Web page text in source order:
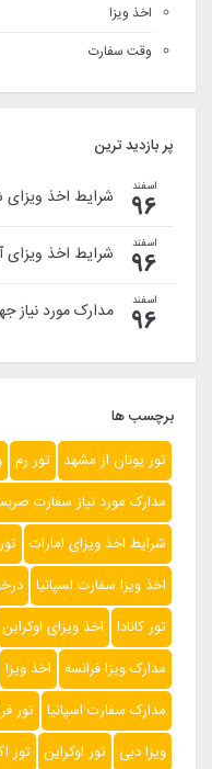
اخذ ویزا
وقت سفارت
پر بازدید ترین
اسفند
96 شرایط اخذ
اسفند
96 شرایط اخذ ویزای
اسفند
96 مدارک مورد نیاز
برچسب ها
تور یونان از مشهد تور رم
مدارک مورد نیاز سفارت
شرایط اخذ ویزای امارات
اخذ ویزا سفارت لسپانیا
تور کانادا اخذ ویزای اوکراین
مدارک ویزا فرانسه اخذ ویزا
مدارک سفارت اسپانیا تور
ویزا دبی تور اوکراین تور